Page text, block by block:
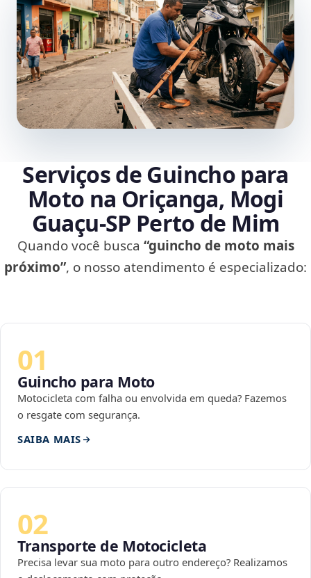
Serviços de Guincho para
Moto na Oriçanga, Mogi
Guaçu‑SP Perto de Mim
Quando você busca “guincho de moto mais
próximo”, o nosso atendimento é especializado:
01
Guincho para Moto
Motocicleta com falha ou envolvida em queda? Fazemos
o resgate com segurança.
SAIBA MAIS
02
Transporte de Motocicleta
Precisa levar sua moto para outro endereço? Realizamos